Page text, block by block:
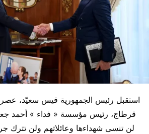
استقبل رئيس الجمهورية قيس سعيّد،
قرطاج، رئيس مؤسسة « فداء » أحمد
لن تنسى شهداءها وعائلاتهم ولن تترك